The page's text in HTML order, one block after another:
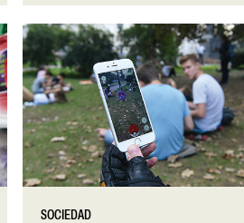
SOCIEDAD